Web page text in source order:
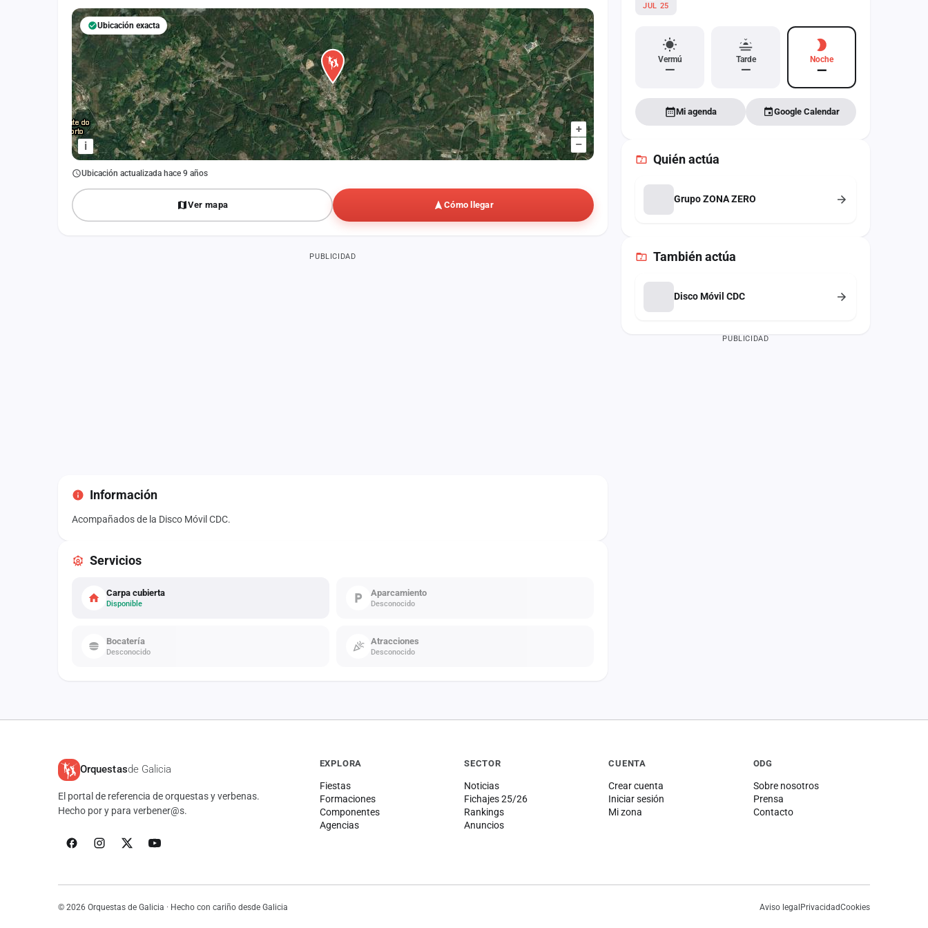
+
–
i
Ubicación exacta
Ubicación actualizada hace 9 años
Ver mapa Cómo llegar
PUBLICIDAD
Información
Acompañados de la Disco Móvil CDC.
Servicios
Carpa cubierta
Disponible
Aparcamiento
Desconocido
Bocatería
Desconocido
Atracciones
Desconocido
JUL 25
Vermú
—
Tarde
—
Noche
—
Mi agenda Google Calendar
Quién actúa
Grupo ZONA ZERO
Tambiénactúa
Disco Móvil CDC
PUBLICIDAD
Orquestasde Galicia
El portal de referencia de orquestas y verbenas.
Hecho por y para verbener@s.
EXPLORA
Fiestas
Formaciones
Componentes
Agencias
SECTOR
Noticias
Fichajes 25/26
Rankings
Anuncios
CUENTA
Crear cuenta
Iniciar sesión
Mi zona
ODG
Sobre nosotros
Prensa
Contacto
© 2026 Orquestas de Galicia · Hecho con cariño desde Galicia Aviso legalPrivacidadCookies
Iniciar sesión
Crear cuenta
Administración